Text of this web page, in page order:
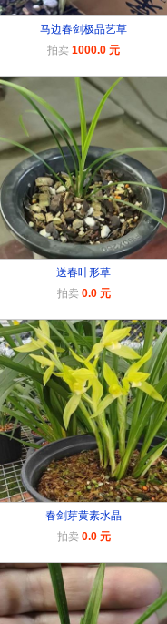
马边春剑极品艺草
拍卖 1000.0 元
送春叶形草
拍卖 0.0 元
春剑芽黄素水晶
拍卖 0.0 元